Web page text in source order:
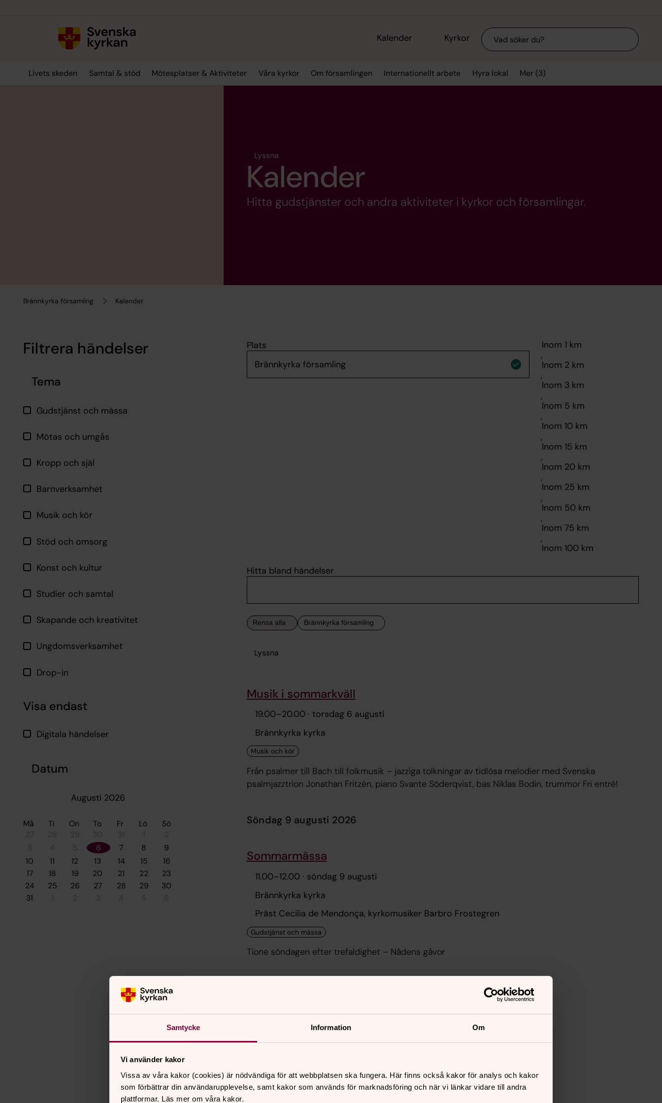
Samtycke Information Om
Vi använder kakor
Vissa av våra kakor (cookies) är nödvändiga för att webbplatsen ska fungera. Här finns också kakor för analys och kakor
som förbättrar din användarupplevelse, samt kakor som används för marknadsföring och när vi länkar vidare till andra
plattformar. Läs mer om våra kakor.
Kalender Kyrkor Sök
Livets skeden Samtal & stöd Mötesplatser & Aktiviteter Våra kyrkor Om församlingen Internationellt arbete Hyra lokal Mer (3)
Brännkyrka församling Kalender
Lyssna
Kalender
Hitta gudstjänster och andra aktiviteter i kyrkor och församlingar.
Filtrera händelser
Tema
Gudstjänst och mässa
Mötas och umgås
Kropp och själ
Barnverksamhet
Musik och kör
Stöd och omsorg
Konst och kultur
Studier och samtal
Skapande och kreativitet
Ungdomsverksamhet
Drop-in
Visa endast
Digitala händelser
Datum
Augusti 2026
Må Ti On To Fr Lö
Sö
6 7 8
9
10
11 12 13 14 15
16
17
18 19 20 21 22
23
24
25 26 27 28 29
30
31
Plats
,
,
,
,
,
,
,
,
,
,
Hitta bland händelser
Lyssna
Musik i sommarkväll
19.00–20.00 · torsdag 6 augusti
Brännkyrka kyrka
Från psalmer till Bach till folkmusik – jazziga tolkningar av tidlösa melodier med Svenska
psalmjazztrion Jonathan Fritzén, piano Svante Söderqvist, bas Niklas Bodin, trummor Fri entré!
söndag 9 augusti 2026
Sommarmässa
11.00–12.00 · söndag 9 augusti
Brännkyrka kyrka
Präst Cecilia de Mendonça, kyrkomusiker Barbro Frostegren
Tione söndagen efter trefaldighet – Nådens gåvor
Seniordagar i sommar
10.00–15.00· onsdag 12 augusti
Präst Cecilia de Mendonça, Diakon Peter Nygren